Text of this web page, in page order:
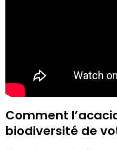
Comment
biodiversité de